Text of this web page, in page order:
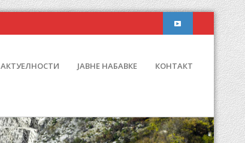
АКТУЕЛНОСТИ ЈАВНЕ НАБАВКЕ КОНТАКТ